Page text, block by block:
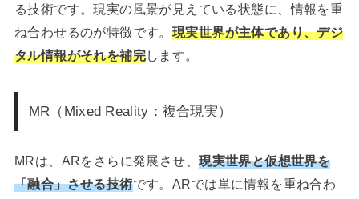
る技術です。現実の風景が見えている状態に、情報を重
ね合わせるのが特徴です。 現実世界が主体であり、デジ
タル情報がそれを補完します。
MR（Mixed Reality：複合現実）
MRは、ARをさらに発展させ、現実世界と仮想世界を
「融合」させる技術です。ARでは単に情報を重ね合わ